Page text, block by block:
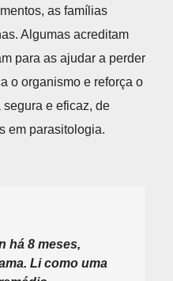
as famílias
Algumas acreditam
para as ajudar a perder
o organismo e reforça o
e eficaz, de
em parasitologia.
há 8 meses,
Li como uma